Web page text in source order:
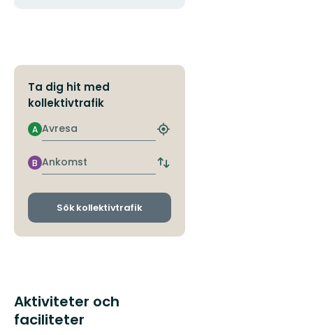
Ta dig hit med
kollektivtrafik
Avresa
A
Hitta
hållplats
Ankomst
B
Byt
och
Sök kollektivtrafik
Aktiviteter och
faciliteter